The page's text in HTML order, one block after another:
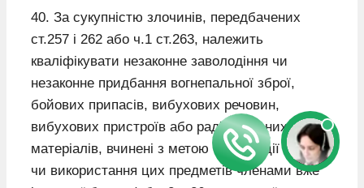
40. За сукупністю злочинів, передбачених
ст.257 і 262 або ч.1 ст.263, належить
кваліфікувати незаконне заволодіння чи
незаконне придбання вогнепальної зброї,
бойових припасів, вибухових речовин,
вибухових пристроїв або радіоактивних
матеріалів, вчинені з метою організації банди
чи використання цих предметів членами вже